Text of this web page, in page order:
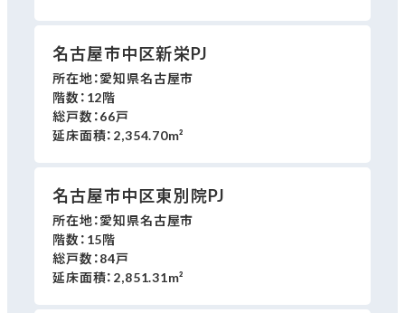
名古屋市中区新栄PJ
所在地：愛知県名古屋市
階数： 12階
総戸数：66戸
延床面積： 2,354.70m²
名古屋市中区東別院PJ
所在地：愛知県名古屋市
階数： 15階
総戸数：84戸
延床面積： 2,851.31m²